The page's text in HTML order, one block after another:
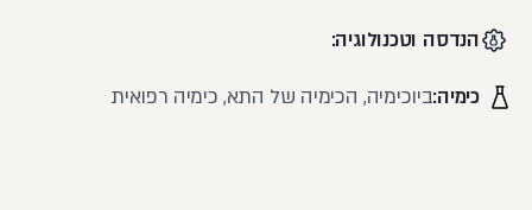
הנדסה וטכנולוגיה:
כימיה:ביוכימיה, הכימיה של התא, כימיה רפואית